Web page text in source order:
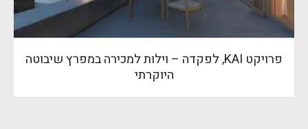
פרויקט KAI, לפקדה – וילות למכירה במפרץ שיבוטה
היוקרתי